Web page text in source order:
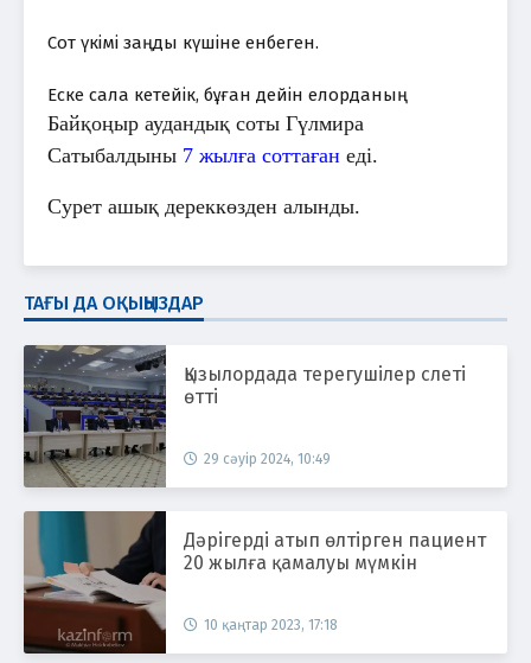
Сот үкімі заңды күшіне енбеген.
Еске сала кетейік, бұған дейін елорданың
Байқоңыр аудандық соты Гүлмира
Сатыбалдыны 7 жылға соттаған еді.
Сурет ашық дереккөзден алынды.
ТАҒЫ ДА ОҚЫҢЫЗДАР
Қызылордада терегушілер слеті
өтті
29 сәуір 2024, 10:49
Дәрігерді атып өлтірген пациент
20 жылға қамалуы мүмкін
10 қаңтар 2023, 17:18